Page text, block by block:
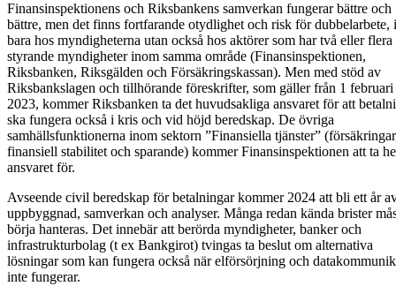
Finansinspektionens och Riksbankens samverkan fungerar bättre och
bättre, men det finns fortfarande otydlighet och risk för dubbelarbete,
bara hos myndigheterna utan också hos aktörer som har två eller flera
styrande myndigheter inom samma område (Finansinspektionen,
Riksbanken, Riksgälden och Försäkringskassan). Men med stöd av
Riksbankslagen och tillhörande föreskrifter, som gäller från 1 februari
2023, kommer Riksbanken ta det huvudsakliga ansvaret för att
ska fungera också i kris och vid höjd beredskap. De övriga
samhällsfunktionerna inom sektorn ”Finansiella tjänster”
finansiell stabilitet och sparande) kommer Finansinspektionen att ta
ansvaret för.
Avseende civil beredskap för betalningar kommer 2024 att bli ett år
uppbyggnad, samverkan och analyser. Många redan kända brister
börja hanteras. Det innebär att berörda myndigheter, banker och
infrastrukturbolag (t ex Bankgirot) tvingas ta beslut om alternativa
lösningar som kan fungera också när elförsörjning och
inte fungerar.